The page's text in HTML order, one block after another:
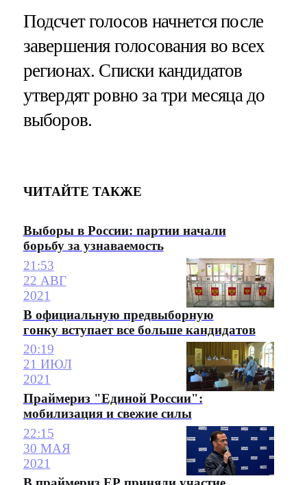
Подсчет голосов начнется после
завершения голосования во всех
регионах. Списки кандидатов
утвердят ровно за три месяца до
выборов.
ЧИТАЙТЕ ТАКЖЕ
Выборы в России: партии начали
борьбу за узнаваемость
21:53
22 АВГ
2021
В официальную предвыборную
гонку вступает все больше кандидатов
20:19
21 ИЮЛ
2021
Праймериз "Единой России":
мобилизация и свежие силы
22:15
30 МАЯ
2021